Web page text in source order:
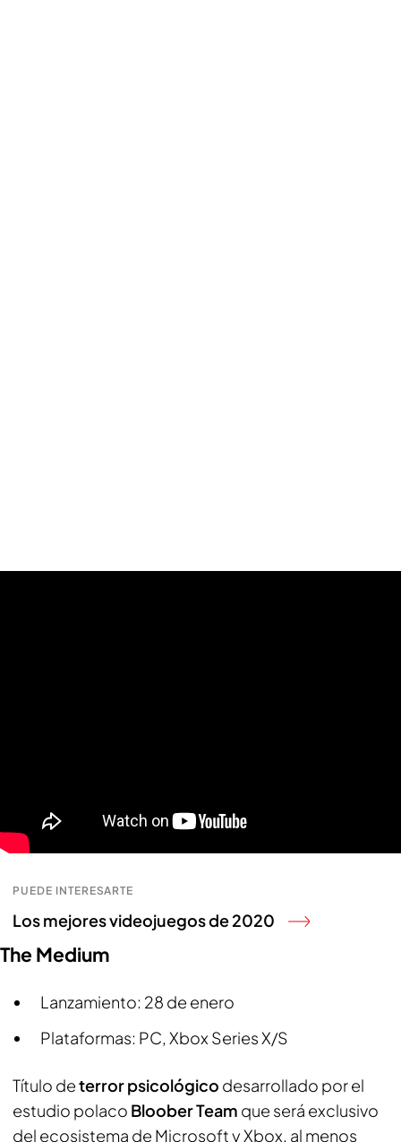
PUEDE INTERESARTE
Los mejores videojuegos de 2020
The Medium
Lanzamiento: 28 de enero
Plataformas: PC, Xbox Series X/S
Título deterror psicológico desarrollado por el
estudio polaco Bloober Team que será exclusivo
del ecosistema de Microsoft y Xbox, al menos